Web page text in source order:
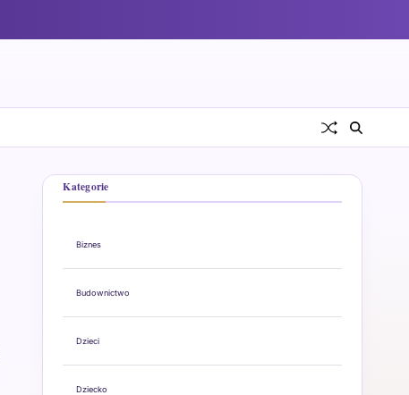
Kategorie
Biznes
Budownictwo
Dzieci
Dziecko